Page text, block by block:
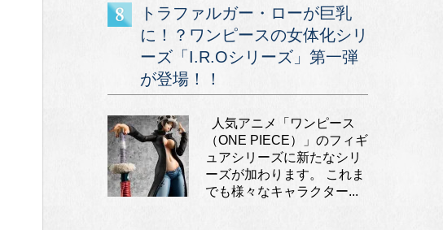
トラファルガー・ローが巨乳
に！？ワンピースの女体化シリ
ーズ「I.R.Oシリーズ」第一弾
が登場！！
人気アニメ「ワンピース
（ONE PIECE）」のフィギ
ュアシリーズに新たなシリ
ーズが加わります。 これま
でも様々なキャラクター...